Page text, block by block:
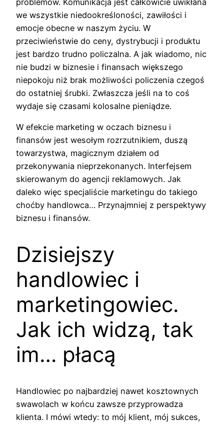
problemów. Komunikacja jest całkowicie uwikłana
we wszystkie niedookreśloności, zawiłości i
emocje obecne w naszym życiu. W
przeciwieństwie do ceny, dystrybucji i produktu
jest bardzo trudno policzalna. A jak wiadomo, nic
nie budzi w biznesie i finansach większego
niepokoju niż brak możliwości policzenia czegoś
do ostatniej śrubki. Zwłaszcza jeśli na to coś
wydaje się czasami kolosalne pieniądze.
W efekcie marketing w oczach biznesu i
finansów jest wesołym rozrzutnikiem, duszą
towarzystwa, magicznym działem od
przekonywania nieprzekonanych. Interfejsem
skierowanym do agencji reklamowych. Jak
daleko więc specjaliście marketingu do takiego
choćby handlowca… Przynajmniej z perspektywy
biznesu i finansów.
Dzisiejszy
handlowiec i
marketingowiec.
Jak ich widzą, tak
im… płacą
Handlowiec po najbardziej nawet kosztownych
swawolach w końcu zawsze przyprowadza
klienta. I mówi wtedy: to mój klient, mój sukces,